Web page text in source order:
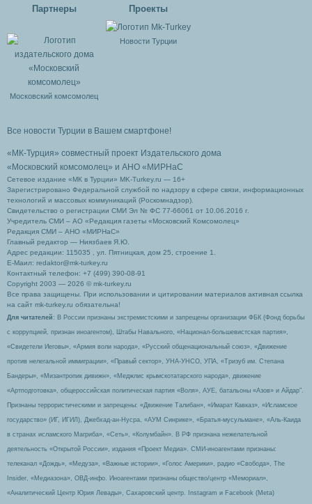
Партнеры
Московский комсомолец
Проекты
Новости Турции
Все новости Турции в Вашем смартфоне!
«МК-Турция» совместный проект Издательского дома
«Московский комсомолец» и АНО «МИРНаС
Сетевое издание «МК в Турции» MK-Turkey.ru — 16+
Зарегистрировано Федеральной службой по надзору в сфере связи, информационных
технологий и массовых коммуникаций (Роскомнадзор).
Свидетельство о регистрации СМИ Эл № ФС 77-66061 от 10.06.2016 г.
Учредитель СМИ – АО «Редакция газеты «Московский Комсомолец»
Редакция СМИ – АНО «МИРНаС»
Главный редактор — Ниязбаев Я.Ю.
Адрес редакции: 115035 , ул. Пятницкая, дом 25, строение 1.
Е-Маил: redaktor@mk-turkey.ru
Контактный телефон: +7 (499) 390-08-91
Copyright 2003 — 2026 © mk-turkey.ru
Все права защищены. При использовании и цитировании материалов активная ссылка
на сайт mk-turkey.ru обязательна!
Для читателей : В России признаны экстремистскими и запрещены организации ФБК (Фонд борьбы
с коррупцией, признан иноагентом), Штабы Навального, «Национал-большевистская партия»,
«Свидетели Иеговы», «Армия воли народа», «Русский общенациональный союз», «Движение
против нелегальной иммиграции», «Правый сектор», УНА-УНСО, УПА, «Тризуб им. Степана
Бандеры», «Мизантропик дивижн», «Меджлис крымскотатарского народа», движение
«Артподготовка», общероссийская политическая партия «Воля», АУЕ, батальоны «Азов» и Айдар″.
Признаны террористическими и запрещены: «Движение Талибан», «Имарат Кавказ», «Исламское
государство» (ИГ, ИГИЛ), Джебхад-ан-Нусра, «АУМ Синрике», «Братья-мусульмане», «Аль-Каида
в странах исламского Магриба», «Сеть», «Колумбайн». В РФ признана нежелательной
деятельность «Открытой России», издания «Проект Медиа». СМИ-иноагентами признаны:
телеканал «Дождь», «Медуза», «Важные истории», «Голос Америки», радио «Свобода», The
Insider, «Медиазона», ОВД-инфо. Иноагентами признаны общество/центр «Мемориал»,
«Аналитический Центр Юрия Левады», Сахаровский центр. Instagram и Facebook (Metа)